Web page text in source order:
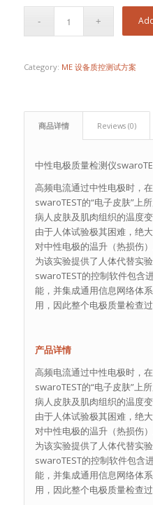
Category: ME 设备质控测试方案
商品详情 Reviews (0)
中性电极质量检测仪
高频电流通过中性电极时，
swaroTEST的“电子皮肤”上
病人皮肤及肌肉组织的温度
由于人体试验极其困难，绝
对中性电极的温升（热损伤
为该实验提供了人体代替实验
swaroTEST的控制软件包含
能，并集成通用信息网络体
用，因此整个电极质量检查
产品详情
高频电流通过中性电极时，
swaroTEST的“电子皮肤”上
病人皮肤及肌肉组织的温度
由于人体试验极其困难，绝
对中性电极的温升（热损伤
为该实验提供了人体代替实验
swaroTEST的控制软件包含
能，并集成通用信息网络体
用，因此整个电极质量检查